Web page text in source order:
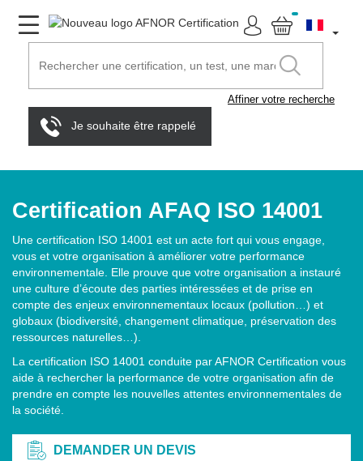
Affiner votre recherche
Je souhaite être rappelé
Certification AFAQ ISO 14001
Une certification ISO 14001 est un acte fort qui vous engage,
vous et votre organisation à améliorer votre performance
environnementale. Elle prouve que votre organisation a instauré
une culture d’écoute des parties intéressées et de prise en
compte des enjeux environnementaux locaux (pollution…) et
globaux (biodiversité, changement climatique, préservation des
ressources naturelles…).
La certification ISO 14001 conduite par AFNOR Certification vous
aide à rechercher la performance de votre organisation afin de
prendre en compte les nouvelles attentes environnementales de
la société.
DEMANDER UN DEVIS